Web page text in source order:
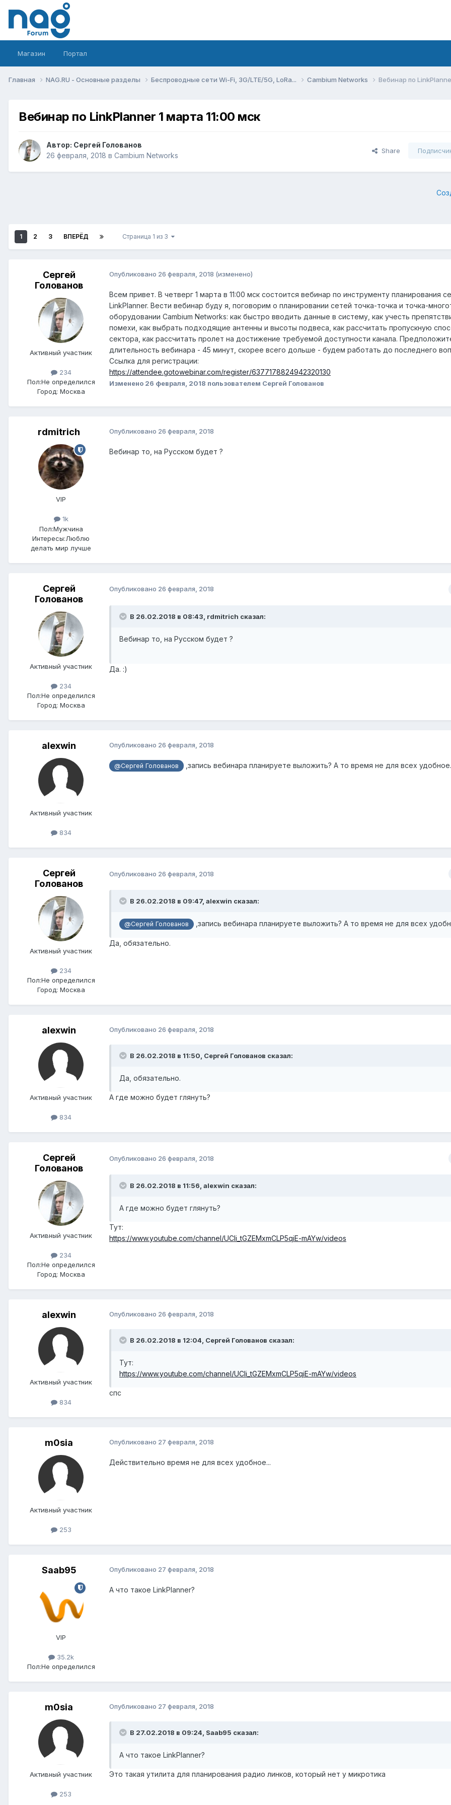
Магазин Портал
Главная NAG.RU - Основные разделы Беспроводные сети Wi-Fi, 3G/LTE/5G, LoRa... Cambium Networks Вебинар по
Вебинар по LinkPlanner 1 марта 11:00 мск
Автор: Сергей Голованов
26 февраля, 2018 в Cambium Networks
Share
1 2 3 ВПЕРЁД Страница 1 из 3
Сергей
Голованов
Активный участник
234
Пол:Не определился
Город: Москва
Опубликовано 26 февраля, 2018 (изменено)
Всем привет. В четверг 1 марта в 11:00 мск состоится вебинар по инструменту планирования
LinkPlanner. Вести вебинар буду я, поговорим о планировании сетей точка-точка и точка-
оборудовании Cambium Networks: как быстро вводить данные в систему, как учесть
помехи, как выбрать подходящие антенны и высоты подвеса, как рассчитать пропускную
сектора, как рассчитать пролет на достижение требуемой доступности канала.
длительность вебинара - 45 минут, скорее всего дольше - будем работать до последнего
Ссылка для регистрации:
https://attendee.gotowebinar.com/register/6377178824942320130
Изменено 26 февраля, 2018 пользователем Сергей Голованов
rdmitrich
VIP
1k
Пол:Мужчина
Интересы:Люблю
делать мир лучше
Опубликовано 26 февраля, 2018
Вебинар то, на Русском будет ?
Сергей
Голованов
Активный участник
234
Пол:Не определился
Город: Москва
Опубликовано 26 февраля, 2018
В 26.02.2018 в 08:43, rdmitrich сказал:
Вебинар то, на Русском будет ?
Да. :)
alexwin
Активный участник
834
Опубликовано 26 февраля, 2018
@Сергей Голованов ,запись вебинара планируете выложить? А то время не для всех
Сергей
Голованов
Активный участник
234
Пол:Не определился
Город: Москва
Опубликовано 26 февраля, 2018
В 26.02.2018 в 09:47, alexwin сказал:
@Сергей Голованов ,запись вебинара планируете выложить? А то время не для всех
Да, обязательно.
alexwin
Активный участник
834
Опубликовано 26 февраля, 2018
В 26.02.2018 в 11:50, Сергей Голованов сказал:
Да, обязательно.
А где можно будет глянуть?
Сергей
Голованов
Активный участник
234
Пол:Не определился
Город: Москва
Опубликовано 26 февраля, 2018
В 26.02.2018 в 11:56, alexwin сказал:
А где можно будет глянуть?
Тут:
https://www.youtube.com/channel/UCIi_tGZEMxmCLP5qiE-mAYw/videos
alexwin
Активный участник
834
Опубликовано 26 февраля, 2018
В 26.02.2018 в 12:04, Сергей Голованов сказал:
Тут:
https://www.youtube.com/channel/UCIi_tGZEMxmCLP5qiE-mAYw/videos
спс
m0sia
Активный участник
253
Опубликовано 27 февраля, 2018
Действительно время не для всех удобное...
Saab95
VIP
35.2k
Пол:Не определился
Опубликовано 27 февраля, 2018
А что такое LinkPlanner?
m0sia
Активный участник
253
Опубликовано 27 февраля, 2018
В 27.02.2018 в 09:24, Saab95 сказал:
А что такое LinkPlanner?
Это такая утилита для планирования радио линков, который нет у микротика